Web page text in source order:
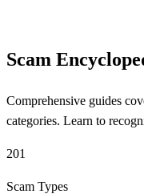
Scam
Comprehensive guides
categories. Learn to
201
Scam Types